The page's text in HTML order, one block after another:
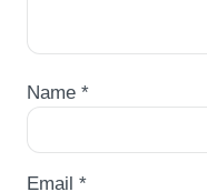
Name *
Email *